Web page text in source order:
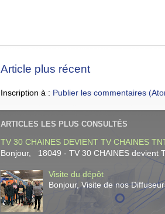
Article plus récent
Inscription à : Publier les commentaires
ARTICLES LES PLUS CONSULTÉS
TV 30 CHAINES DEVIENT TV CHAINES
Bonjour, 18049 - TV 30 CHAINES devient
Visite du dépôt
Bonjour, Visite de nos